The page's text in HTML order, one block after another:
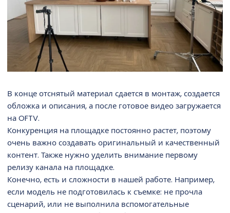
В конце отснятый материал сдается в монтаж, создается
обложка и описания, а после готовое видео загружается
на OFTV.
Конкуренция на площадке постоянно растет, поэтому
очень важно создавать оригинальный и качественный
контент. Также нужно уделить внимание первому
релизу канала на площадке.
Конечно, есть и сложности в нашей работе. Например,
если модель не подготовилась к съемке: не прочла
сценарий, или не выполнила вспомогательные